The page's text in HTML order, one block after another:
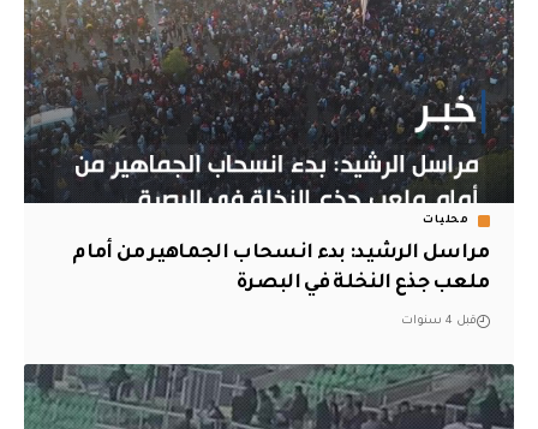
محليات
مراسل الرشيد: بدء انسحاب الجماهير من أمام
ملعب جذع النخلة في البصرة
قبل 4 سنوات